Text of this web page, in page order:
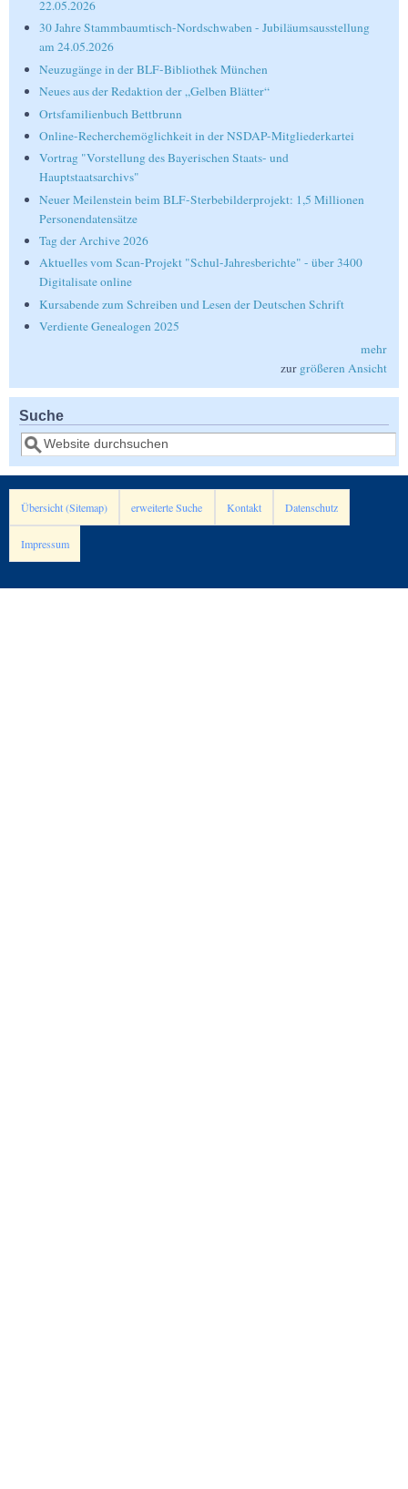
22.05.2026
30 Jahre Stammbaumtisch-Nordschwaben - Jubiläumsausstellung
am 24.05.2026
Neuzugänge in der BLF-Bibliothek München
Neues aus der Redaktion der „Gelben Blätter“
Ortsfamilienbuch Bettbrunn
Online-Recherchemöglichkeit in der NSDAP-Mitgliederkartei
Vortrag "Vorstellung des Bayerischen Staats- und
Hauptstaatsarchivs"
Neuer Meilenstein beim BLF-Sterbebilderprojekt: 1,5 Millionen
Personendatensätze
Tag der Archive 2026
Aktuelles vom Scan-Projekt "Schul-Jahresberichte" - über 3400
Digitalisate online
Kursabende zum Schreiben und Lesen der Deutschen Schrift
Verdiente Genealogen 2025
mehr
zur größeren Ansicht
Suche
Suche
Übersicht (Sitemap) erweiterte Suche Kontakt Datenschutz
Impressum